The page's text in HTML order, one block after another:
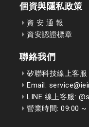
個資與隱私政策
資 安 通 報
資安認證標章
聯絡我們
矽聯科技線上客服
Email:
LINE 線上客服:
營業時間: 09:00 ~